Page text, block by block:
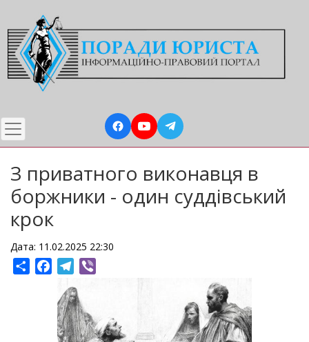
до
основного
вмісту
З приватного виконавця в
боржники - один суддівський
крок
Дата: 11.02.2025 22:30
ShareFacebookTelegram